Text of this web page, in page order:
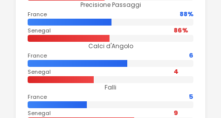
Precisione Passaggi
France 88%
Senegal 86%
Calci d'Angolo
France 6
Senegal 4
Falli
France 5
Senegal 9